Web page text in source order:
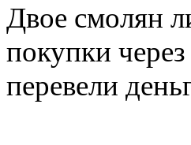
Двое смолян
покупки
перевели